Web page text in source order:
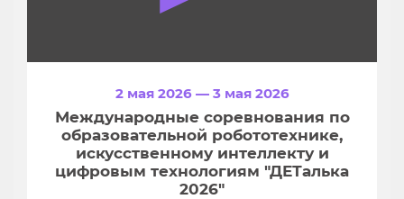
2 мая 2026 — 3 мая 2026
Международные соревнования по
образовательной робототехнике,
искусственному интеллекту и
цифровым технологиям "ДЕТалька
2026"